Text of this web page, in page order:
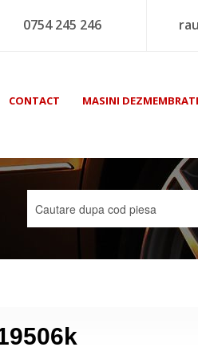
0754 245 246
CONTACT MASINI